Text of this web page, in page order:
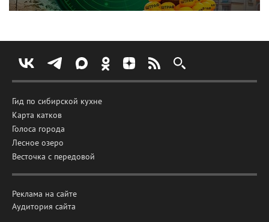
Гид по сибирской кухне
Карта катков
Голоса города
Лесное озеро
Весточка с передовой
Реклама на сайте
Аудитория сайта